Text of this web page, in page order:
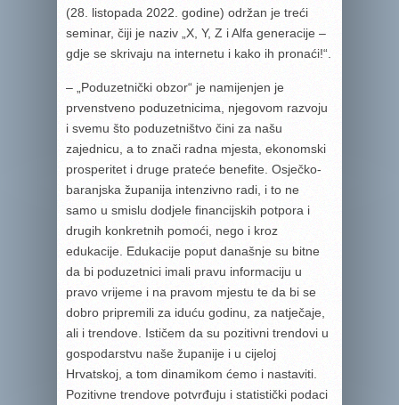
(28. listopada 2022. godine) održan je treći
seminar, čiji je naziv „X, Y, Z i Alfa generacije –
gdje se skrivaju na internetu i kako ih pronaći!“.
– „Poduzetnički obzor“ je namijenjen je
prvenstveno poduzetnicima, njegovom razvoju
i svemu što poduzetništvo čini za našu
zajednicu, a to znači radna mjesta, ekonomski
prosperitet i druge prateće benefite. Osječko-
baranjska županija intenzivno radi, i to ne
samo u smislu dodjele financijskih potpora i
drugih konkretnih pomoći, nego i kroz
edukacije. Edukacije poput današnje su bitne
da bi poduzetnici imali pravu informaciju u
pravo vrijeme i na pravom mjestu te da bi se
dobro pripremili za iduću godinu, za natječaje,
ali i trendove. Ističem da su pozitivni trendovi u
gospodarstvu naše županije i u cijeloj
Hrvatskoj, a tom dinamikom ćemo i nastaviti.
Pozitivne trendove potvrđuju i statistički podaci